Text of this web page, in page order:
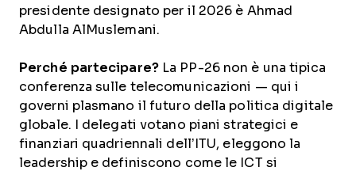
presidente designato per il 2026 è Ahmad
Abdulla AlMuslemani.
Perché partecipare?La PP-26 non è una tipica
conferenza sulle telecomunicazioni — qui i
governi plasmano il futuro della politica digitale
globale. I delegati votano piani strategici e
finanziari quadriennali dell’ITU, eleggono la
leadership e definiscono come le ICT si